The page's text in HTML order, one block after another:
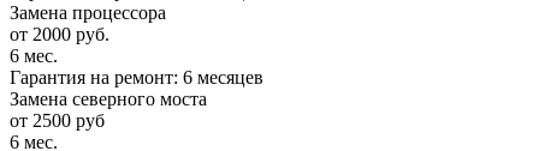
Замена процессора
от 2000 руб.
6 мес.
Гарантия на ремонт: 6 месяцев
Замена северного моста
от 2500 руб
6 мес.